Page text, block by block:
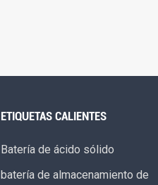
ETIQUETAS CALIENTES
Batería de ácido sólido
batería de almacenamiento de